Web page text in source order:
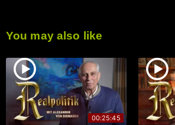
You may also like
00:25:45